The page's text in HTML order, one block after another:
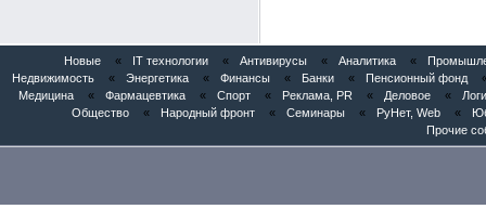
Новые « IT технологии « Антивирусы « Аналитика «
Недвижимость
« Энергетика « Финансы « Банки « Пенсионный фонд
Медицина
« Фармацевтика « Спорт « Реклама, PR « Деловое «
Общество
« Народный фронт « Семинары « РуНет, Web «
Прочие